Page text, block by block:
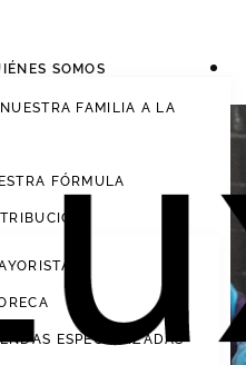
SOMOS
FAMILIA A LA
FÓRMULA
ESPECIALIZADAS